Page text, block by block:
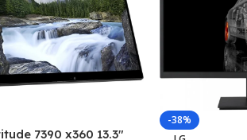
7390 x360 13.3″
-38%